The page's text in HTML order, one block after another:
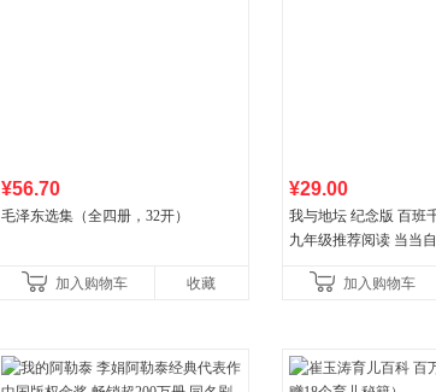
¥56.70
毛泽东选集（全四册，32开）
加入购物车 收藏
¥29.00
我与地坛 纪念版 百班
九年级推荐阅读 当当
加入购物车